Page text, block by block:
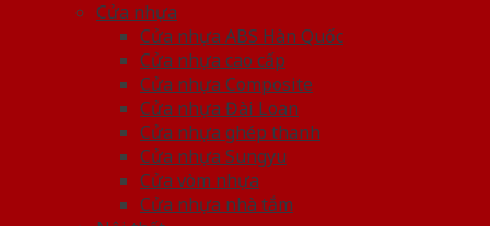
Cửa nhựa
Cửa nhựa ABS Hàn Quốc
Cửa nhựa cao cấp
Cửa nhựa Composite
Cửa nhựa Đài Loan
Cửa nhựa ghép thanh
Cửa nhựa Sungyu
Cửa vòm nhựa
Cửa nhựa nhà tắm